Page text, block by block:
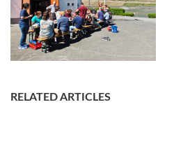
RELATED ARTICLES